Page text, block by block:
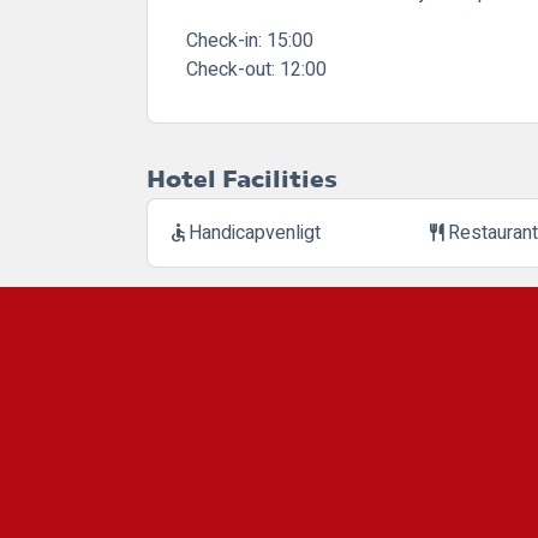
Check-in: 15:00
Check-out: 12:00
Hotel Facilities
accessibleHandicapvenligt restaurantRestaurant